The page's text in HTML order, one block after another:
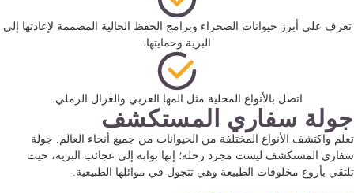
تعرف على أبرز حيوانات الصحراء وبرامج الحفظ الحالية المصممة لإعادتها إلى
البرية وحمايتها.
اتصل بالأنواع المحلية مثل المها العربي والغزال الرملي.
جولة سفاري المستكشف
تعلم واكتشف الأنواع المختلفة من الحيوانات من جميع أنحاء العالم. جولة
سفاري المستكشف ليست مجرد رحلة؛ إنها بوابة إلى عجائب البرية، حيث
تلتقي بأروع مخلوقات الطبيعة وهي تتجول في موائلها الطبيعية.